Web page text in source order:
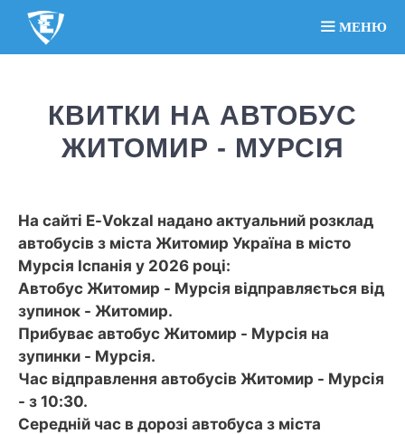
МЕНЮ
КВИТКИ НА АВТОБУС
ЖИТОМИР - МУРСІЯ
На сайті E-Vokzal надано актуальний розклад
автобусів з міста Житомир Україна в місто
Мурсія Іспанія у 2026 році:
Автобус Житомир - Мурсія відправляється від
зупинок - Житомир.
Прибуває автобус Житомир - Мурсія на
зупинки - Мурсія.
Час відправлення автобусів Житомир - Мурсія
- з 10:30.
Середній час в дорозі автобуса з міста